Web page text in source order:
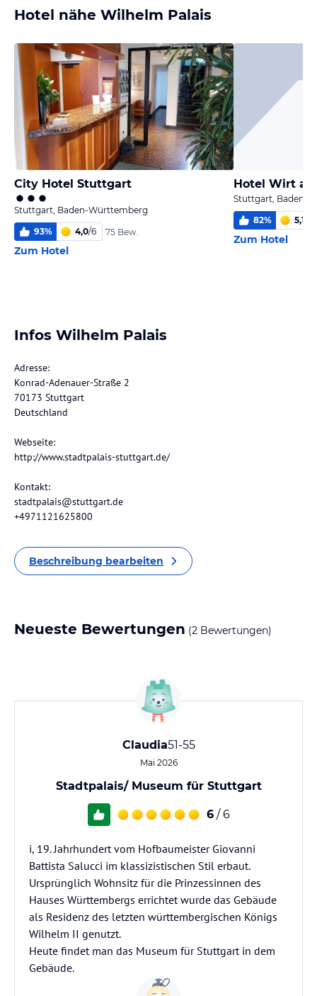
Hotel nähe Wilhelm Palais
City Hotel Stuttgart
Stuttgart, Baden-Württemberg
93% 4,0/6 75 Bew.
Zum Hotel
Hotel Wirt
Stuttgart, Baden-
82% 5,1
Zum Hotel
Infos Wilhelm Palais
Adresse:
Konrad-Adenauer-Straße 2
70173 Stuttgart
Deutschland
Webseite:
http://www.stadtpalais-stuttgart.de/
Kontakt:
stadtpalais@stuttgart.de
+4971121625800
Beschreibung bearbeiten
Neueste Bewertungen (2 Bewertungen)
Claudia51-55
Mai 2026
Stadtpalais/ Museum für Stuttgart
6 / 6
i, 19. Jahrhundert vom Hofbaumeister Giovanni
Battista Salucci im klassizistischen Stil erbaut.
Ursprünglich Wohnsitz für die Prinzessinnen des
Hauses Württembergs errichtet wurde das Gebäude
als Residenz des letzten württembergischen Königs
Wilhelm II genutzt.
Heute findet man das Museum für Stuttgart in dem
Gebäude.